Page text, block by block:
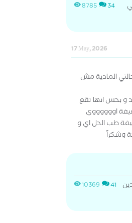
8785 34
17 May, 2026
المادية مش
و بحس انها تقع
اووووووي
طب الحل اي و
وشكراً
10369 41